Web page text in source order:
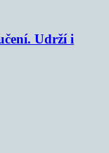
Udrží i